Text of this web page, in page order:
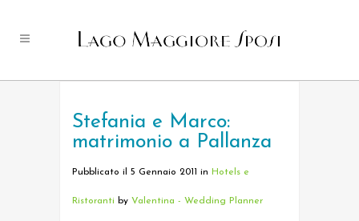
Stefania e Marco:
matrimonio a Pallanza
Pubblicato il 5 Gennaio 2011 in Hotels e
Ristoranti by Valentina - Wedding Planner